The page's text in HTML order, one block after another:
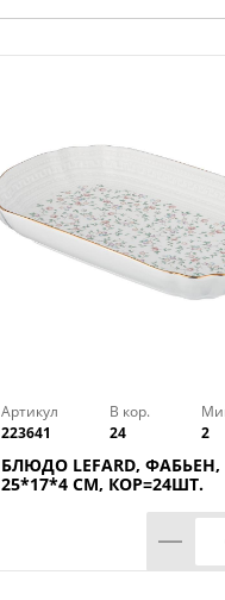
Артикул
223641
В кор.
24
2
БЛЮДО LEFARD, ФАБЬЕН,
25*17*4 СМ, КОР=24ШТ.